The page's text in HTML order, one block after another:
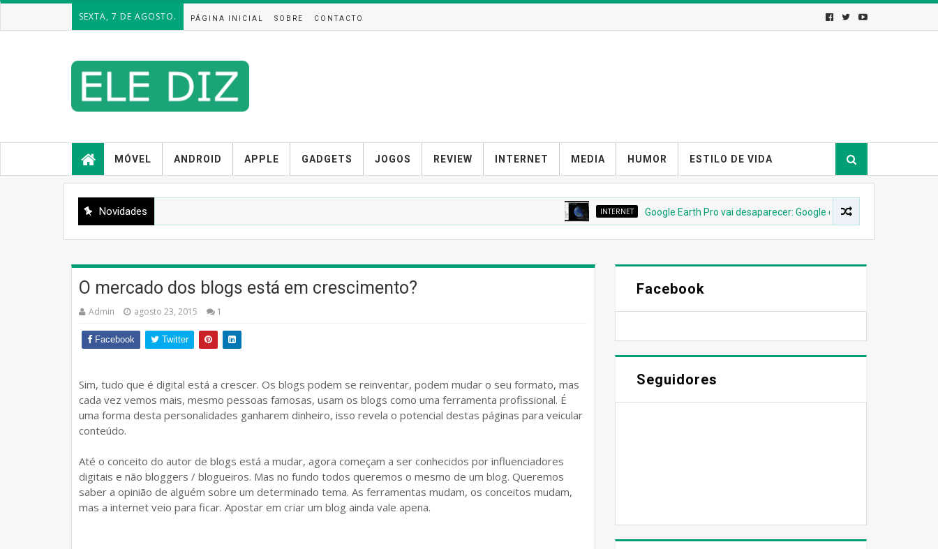
SEXTA, 7 DE AGOSTO. PÁGINA INICIAL SOBRE CONTACTO
MÓVEL ANDROID APPLE GADGETS JOGOS REVIEW INTERNET MEDIA HUMOR ESTILO DE VIDA
Novidades INTERNET Google Earth Pro vai desaparecer: Google confirma descontinuação
O mercado dos blogs está em crescimento?
Admin agosto 23, 2015 1
Facebook Twitter
Sim, tudo que é digital está a crescer. Os blogs podem se reinventar, podem mudar o seu formato, mas
cada vez vemos mais, mesmo pessoas famosas, usam os blogs como uma ferramenta profissional. É
uma forma desta personalidades ganharem dinheiro, isso revela o potencial destas páginas para veicular
conteúdo.
Até o conceito do autor de blogs está a mudar, agora começam a ser conhecidos por influenciadores
digitais e não bloggers / blogueiros. Mas no fundo todos queremos o mesmo de um blog. Queremos
saber a opinião de alguém sobre um determinado tema. As ferramentas mudam, os conceitos mudam,
mas a internet veio para ficar. Apostar em criar um blog ainda vale apena.
Facebook
Seguidores